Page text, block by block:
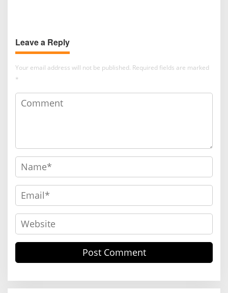
Leave a Reply
Your email address will not be published. Required fields are marked
*